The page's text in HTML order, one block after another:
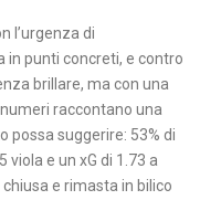
l’urgenza di
punti concreti, e contro
brillare, ma con una
raccontano una
possa suggerire: 53% di
e un xG di 1.73 a
e rimasta in bilico